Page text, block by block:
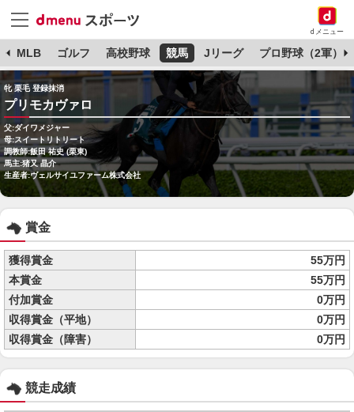
dメニュー
MLB ゴルフ 高校野球 競馬 Jリーグ プロ野球（2軍）
牝 栗毛 登録抹消
プリモカヴァロ
父:ダイワメジャー
母:スイートリトリート
調教師:飯田 祐史 (栗東)
馬主:猪又 晶介
生産者:ヴェルサイユファーム株式会社
賞金
獲得賞金
55万円
本賞金
55万円
付加賞金
0万円
収得賞金（平地）
0万円
収得賞金（障害）
0万円
競走成績